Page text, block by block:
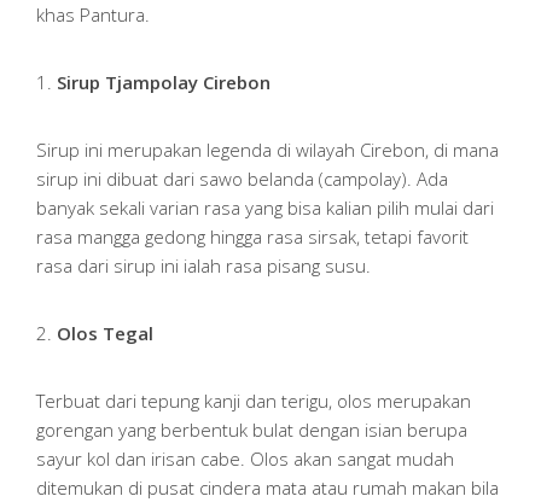
khas Pantura.
1. Sirup Tjampolay Cirebon
Sirup ini merupakan legenda di wilayah Cirebon, di mana
sirup ini dibuat dari sawo belanda (campolay). Ada
banyak sekali varian rasa yang bisa kalian pilih mulai dari
rasa mangga gedong hingga rasa sirsak, tetapi favorit
rasa dari sirup ini ialah rasa pisang susu.
2. Olos Tegal
Terbuat dari tepung kanji dan terigu, olos merupakan
gorengan yang berbentuk bulat dengan isian berupa
sayur kol dan irisan cabe. Olos akan sangat mudah
ditemukan di pusat cindera mata atau rumah makan bila